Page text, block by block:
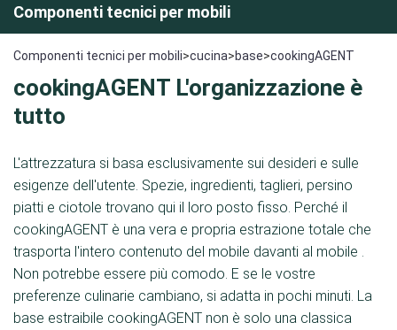
Componenti tecnici per mobili
Componenti tecnici per mobili>cucina>base>cookingAGENT
cookingAGENT L'organizzazione è
tutto
L'attrezzatura si basa esclusivamente sui desideri e sulle
esigenze dell'utente. Spezie, ingredienti, taglieri, persino
piatti e ciotole trovano qui il loro posto fisso. Perché il
cookingAGENT è una vera e propria estrazione totale che
trasporta l'intero contenuto del mobile davanti al mobile .
Non potrebbe essere più comodo. E se le vostre
preferenze culinarie cambiano, si adatta in pochi minuti. La
base estraibile cookingAGENT non è solo una classica